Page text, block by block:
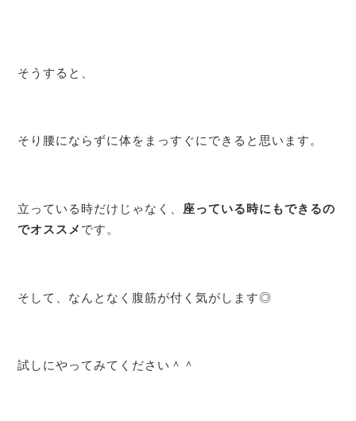
そうすると、
そり腰にならずに体をまっすぐにできると思います。
立っている時だけじゃなく、 座っている時にもできるの
でオススメ です。
そして、なんとなく腹筋が付く気がします◎
試しにやってみてください＾＾